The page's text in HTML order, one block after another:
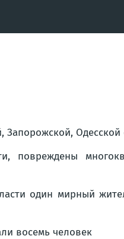
Одесской
повреждены
один мирный
восемь человек